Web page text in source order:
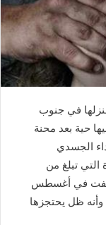
في جنوب
15 عاماً، عثر عليها حية بعد محنة
الجسدي
تبلغ من
خطفت في أغسطس
وأنه ظل يحتجزها